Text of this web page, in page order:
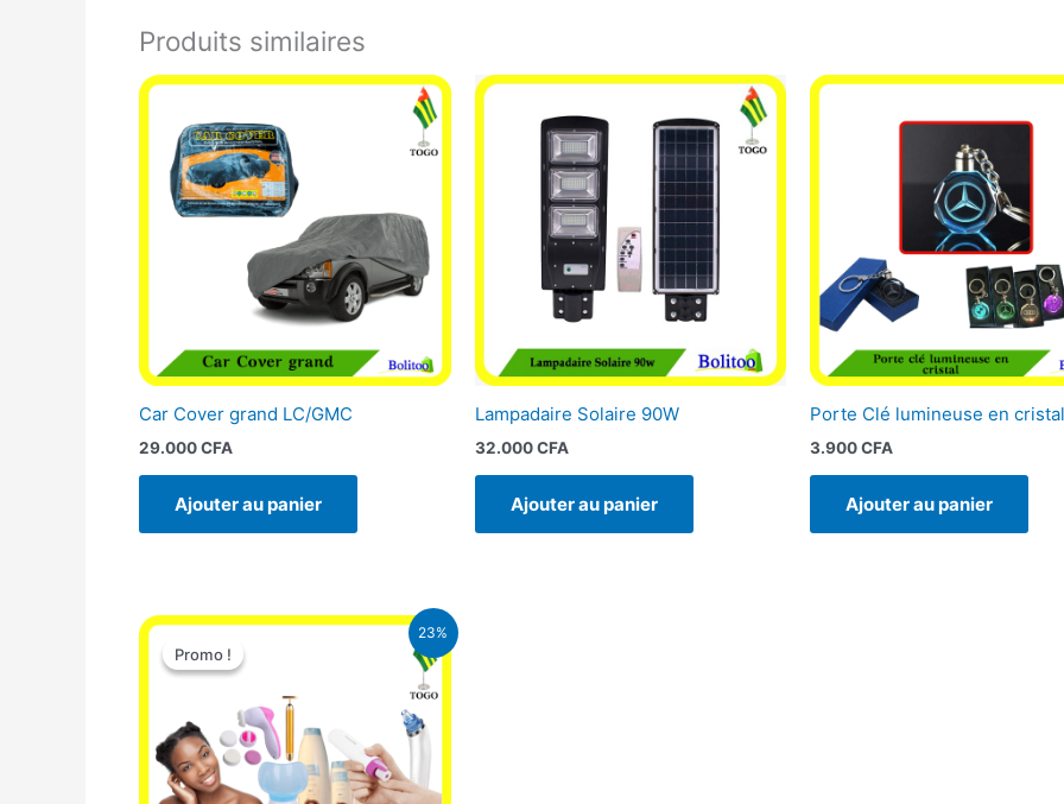
Produits similaires
Car Cover grand LC/GMC
29.000CFA
Ajouter au panier
Lampadaire Solaire 90W
32.000CFA
Ajouter au panier
Porte Clé lumineuse en cristal
3.900CFA
Ajouter au panier
23%
Promo !
Promo !
Le
initial
65.000 CFA.
Le
49.900 CFA.